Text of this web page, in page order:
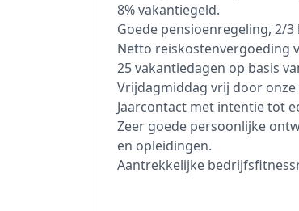
8% vakantiegeld.
Goede pensioenregeling, 2/
Netto reiskostenvergoeding
25 vakantiedagen op basis
Vrijdagmiddag vrij door
Jaarcontact met intentie tot
Zeer goede persoonlijke
en opleidingen.
Aantrekkelijke